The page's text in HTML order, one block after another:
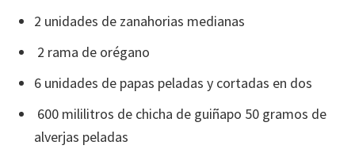
2 unidades de zanahorias medianas
2 rama de orégano
6 unidades de papas peladas y cortadas en dos
600 mililitros de chicha de guiñapo 50 gramos de
alverjas peladas